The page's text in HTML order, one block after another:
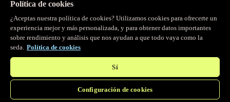
Servidor MCP
Control por IA para tus servicios Fastly.
Política de cookies
¿Aceptas nuestra política de cookies? Utilizamos cookies para ofrecerte un
experiencia mejor y más personalizada, y para obtener datos importantes
sobre rendimiento y análisis que nos ayudan a que todo vaya como la
seda. Política de cookies
Sí
Configuración de cookies